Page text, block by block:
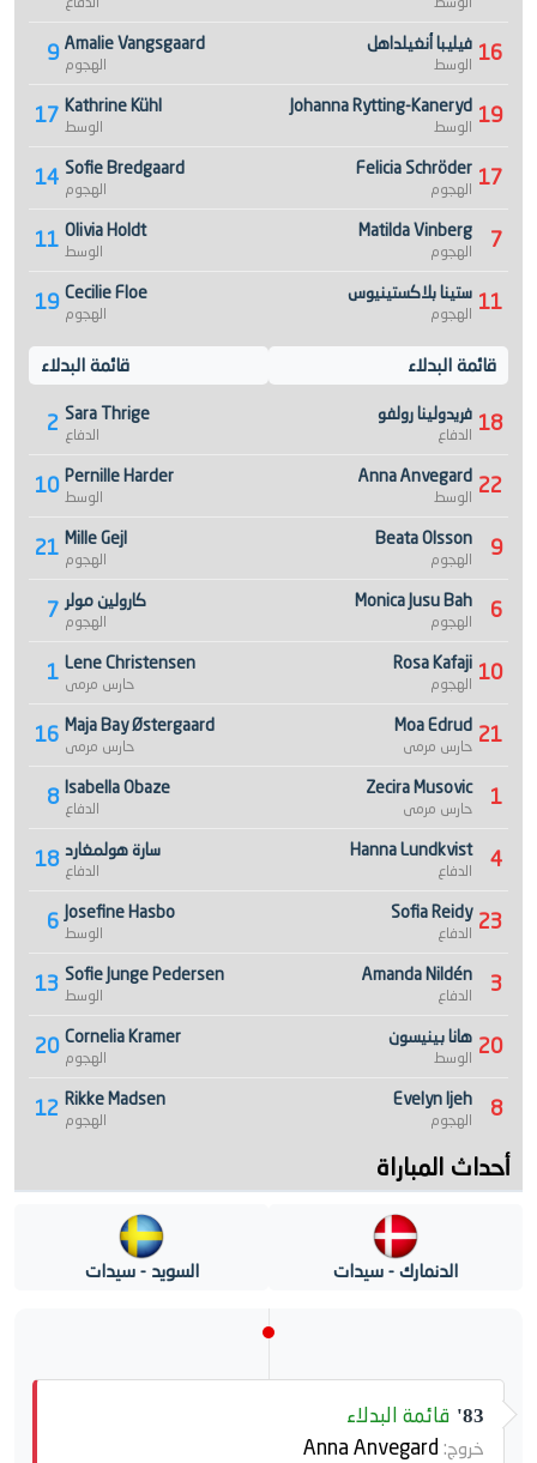
9 Amalie Vangsgaard
الهجوم
17 Kathrine Kühl
الوسط
14 Sofie Bredgaard
الهجوم
11 Olivia Holdt
الوسط
19 Cecilie Floe
الهجوم
قائمة البدلاء
2 Sara Thrige
الدفاع
10 Pernille Harder
الوسط
21 Mille Gejl
الهجوم
7 كارولين مولر
الهجوم
1 Lene Christensen
حارس مرمى
16 Maja Bay Østergaard
حارس مرمى
8 Isabella Obaze
الدفاع
18 سارة هولمغارد
الدفاع
6 Josefine Hasbo
الوسط
13 Sofie Junge Pedersen
الوسط
20 Cornelia Kramer
الهجوم
12 Rikke Madsen
الهجوم
16 فيليبا أنغيلداهل
الوسط
19
Johanna Rytting-Kaneryd
الوسط
17
Felicia Schröder
الهجوم
7
Matilda Vinberg
الهجوم
11 ستينا بلاكستينيوس
الهجوم
قائمة البدلاء
18 فريدولينا رولفو
الدفاع
22
Anna Anvegard
الوسط
9
Beata Olsson
الهجوم
6
Monica Jusu Bah
الهجوم
10
Rosa Kafaji
الهجوم
21
Moa Edrud
حارس مرمى
1
Zecira Musovic
حارس مرمى
4
Hanna Lundkvist
الدفاع
23
Sofia Reidy
الدفاع
3
Amanda Nildén
الدفاع
20 هانا بينيسون
الوسط
8
Evelyn Ijeh
الهجوم
أحداث المباراة
الدنمارك - سيدات السويد - سيدات
83' قائمة البدلاء
خروج: